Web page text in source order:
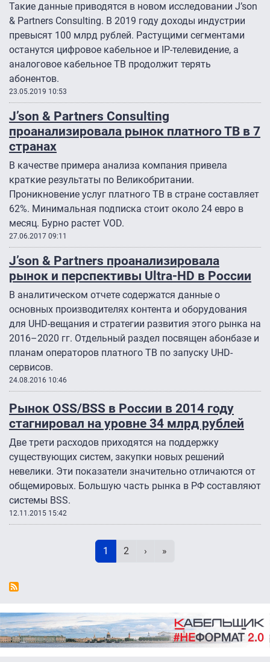
Такие данные приводятся в новом исследовании J’son
& Partners Consulting. В 2019 году доходы индустрии
превысят 100 млрд рублей. Растущими сегментами
останутся цифровое кабельное и IP-телевидение, а
аналоговое кабельное ТВ продолжит терять
абонентов.
23.05.2019 10:53
J’son & Partners Consulting
проанализировала рынок платного ТВ в 7
странах
В качестве примера анализа компания привела
краткие результаты по Великобритании.
Проникновение услуг платного ТВ в стране составляет
62%. Минимальная подписка стоит около 24 евро в
месяц. Бурно растет VOD.
27.06.2017 09:11
J’son & Partners проанализировала
рынок и перспективы Ultra-HD в России
В аналитическом отчете содержатся данные о
основных производителях контента и оборудования
для UHD-вещания и стратегии развития этого рынка на
2016–2020 гг. Отдельный раздел посвящен абонбазе и
планам операторов платного ТВ по запуску UHD-
сервисов.
24.08.2016 10:46
Рынок OSS/BSS в России в 2014 году
стагнировал на уровне 34 млрд рублей
Две трети расходов приходятся на поддержку
существующих систем, закупки новых решений
невелики. Эти показатели значительно отличаются от
общемировых. Большую часть рынка в РФ составляют
системы BSS.
12.11.2015 15:42
Текущая страница
1 Page
2 Следующая страница
› Последняя страница
»